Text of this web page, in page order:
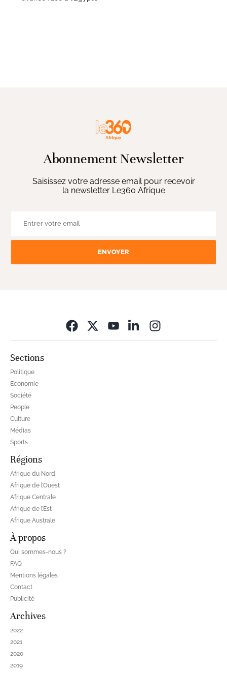
Abonnement Newsletter
Saisissez votre adresse email pour recevoir
la newsletter Le360 Afrique
ENVOYER
Sections
Politique
Economie
Société
People
Culture
Médias
Sports
Régions
Afrique du Nord
Afrique de l’Ouest
Afrique Centrale
Afrique de l’Est
Afrique Australe
À propos
Qui sommes-nous ?
FAQ
Mentions légales
Contact
Publicité
Archives
2022
2021
2020
2019